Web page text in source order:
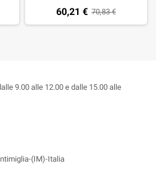
60,21 € 70,83 €
9.00 alle 12.00 e dalle 15.00 alle
(IM)-Italia